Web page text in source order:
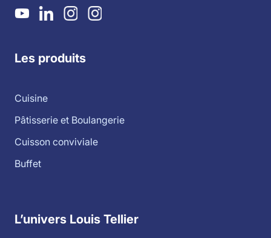
Les produits
Cuisine
Pâtisserie et Boulangerie
Cuisson conviviale
Buffet
L’univers Louis Tellier